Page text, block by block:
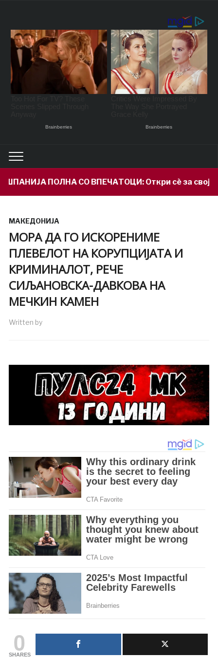
ВПЕЧАТОЦИ: Откри сè за својот внук Илијан и
МАКЕДОНИЈА
МОРА ДА ГО ИСКОРЕНИМЕ
ПЛЕВЕЛОТ НА КОРУПЦИЈАТА И
КРИМИНАЛОТ, РЕЧЕ
СИЉАНОВСКА-ДАВКОВА НА
МЕЧКИН КАМЕН
Written by
0
SHARES